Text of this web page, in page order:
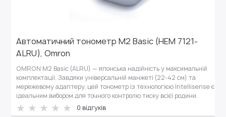
Автоматичний тонометр M2 Basic (HEM 7121-
ALRU), Omron
OMRON M2 Basic (ALRU) — японська надійність у максимальній
комплектації. Завдяки універсальній манжеті (22-42 см) та
мережевому адаптеру, цей тонометр із технологією Intellisense є
ідеальним вибором для точного контролю тиску всієї родини.
0 відгуків